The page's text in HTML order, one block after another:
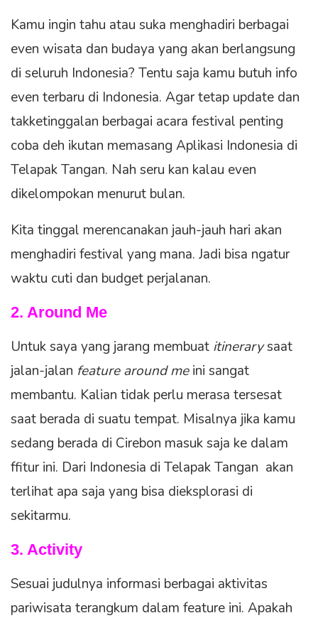
Kamu ingin tahu atau suka menghadiri berbagai
even wisata dan budaya yang akan berlangsung
di seluruh Indonesia? Tentu saja kamu butuh info
even terbaru di Indonesia. Agar tetap update dan
takketinggalan berbagai acara festival penting
coba deh ikutan memasang Aplikasi Indonesia di
Telapak Tangan. Nah seru kan kalau even
dikelompokan menurut bulan.
Kita tinggal merencanakan jauh-jauh hari akan
menghadiri festival yang mana. Jadi bisa ngatur
waktu cuti dan budget perjalanan.
2. Around Me
Untuk saya yang jarang membuat itinerarysaat
jalan-jalan feature around meini sangat
membantu. Kalian tidak perlu merasa tersesat
saat berada di suatu tempat. Misalnya jika kamu
sedang berada di Cirebon masuk saja ke dalam
ffitur ini. Dari Indonesia di Telapak Tangan akan
terlihat apa saja yang bisa dieksplorasi di
sekitarmu.
3. Activity
Sesuai judulnya informasi berbagai aktivitas
pariwisata terangkum dalam feature ini. Apakah